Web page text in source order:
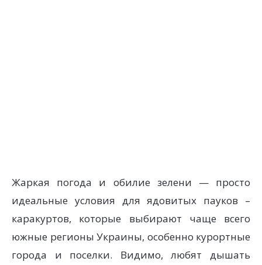
Жаркая погода и обилие зелени — просто
идеальные условия для ядовитых пауков –
каракуртов, которые выбирают чаще всего
южные регионы Украины, особенно курортные
города и поселки. Видимо, любят дышать